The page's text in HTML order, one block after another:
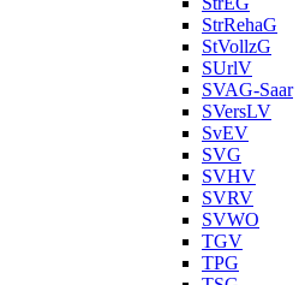
StrRehaG
StVollzG
SUrlV
SVAG-Saar
SVersLV
SvEV
SVG
SVHV
SVRV
SVWO
TGV
TPG